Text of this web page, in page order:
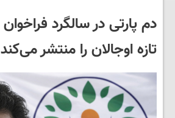
تازه اوجالان را منتشر می‌کند